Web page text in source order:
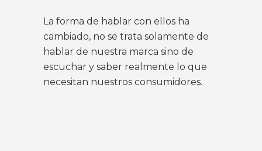
La forma de hablar con ellos ha
cambiado, no se trata solamente de
hablar de nuestra marca sino de
escuchar y saber realmente lo que
necesitan nuestros consumidores.